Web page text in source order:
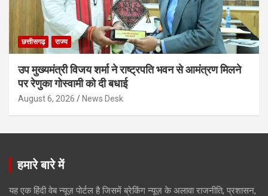
छत्तीसगढ़ राज्य
उप मुख्यमंत्री विजय शर्मा ने राष्ट्रपति भवन से आमंत्रण मिलने
पर रेणुका गोस्वामी को दी बधाई
August 6, 2026 News Desk
हमारे बारे में
यह एक हिंदी वेब न्यूज़ पोर्टल है जिसमें ब्रेकिंग न्यूज़ के अलावा राजनीति, प्रशासन,